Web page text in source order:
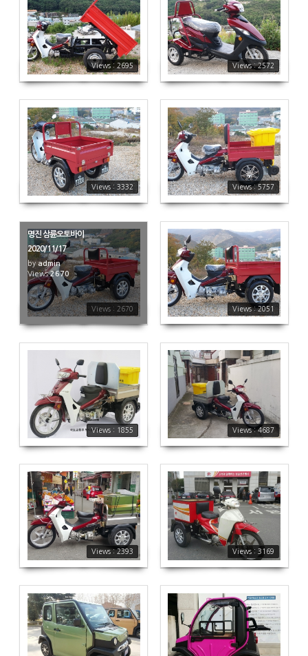
Views : 2695
2695
Views : 2572
2572
Views : 3332
3332
Views : 5757
5757
Views : 2670
명진 삼륜오토바이
2020/11/17
by admin
Views2670
Views : 2051
2051
Views : 1855
1855
Views : 4687
4687
Views : 2393
2393
Views : 3169
3169
에코 시티
2165 2893